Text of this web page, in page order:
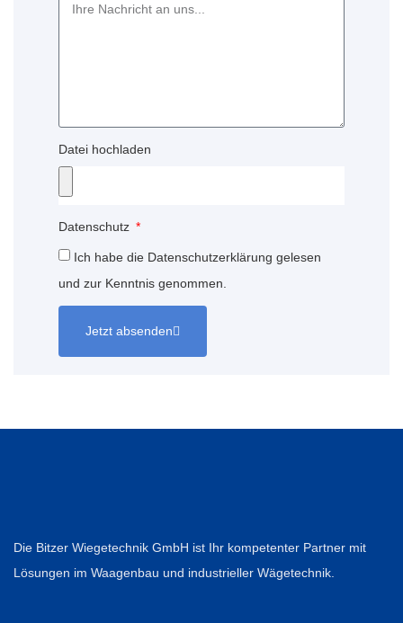
Datei hochladen
Datenschutz
Ich habe die Datenschutzerklärung gelesen
und zur Kenntnis genommen.
Jetzt absenden
Die Bitzer Wiegetechnik GmbH ist Ihr kompetenter Partner mit
Lösungen im Waagenbau und industrieller Wägetechnik.